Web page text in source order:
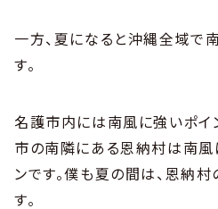
一方、夏になると沖縄全域で
す。
名護市内には南風に強いポイ
市の南隣にある恩納村は南風
ンです。僕も夏の間は、恩納
す。